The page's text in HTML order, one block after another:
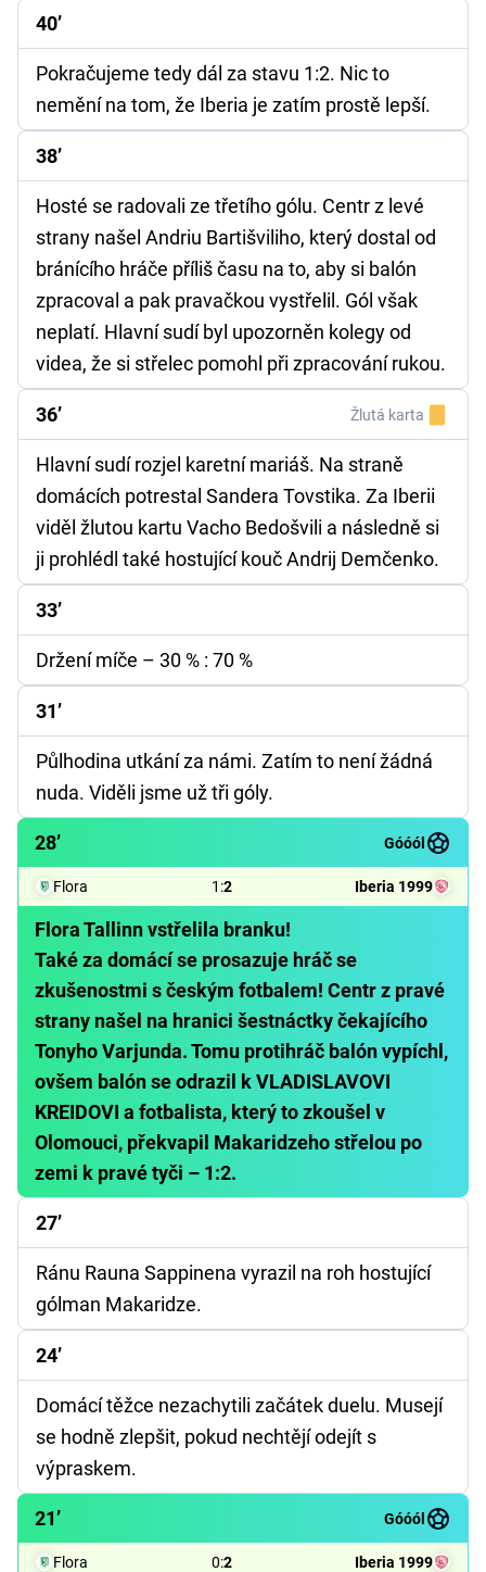
40’
Pokračujeme tedy dál za stavu 1:2. Nic to
nemění na tom, že Iberia je zatím prostě lepší.
38’
Hosté se radovali ze třetího gólu. Centr z levé
strany našel Andriu Bartišviliho, který dostal od
bránícího hráče příliš času na to, aby si balón
zpracoval a pak pravačkou vystřelil. Gól však
neplatí. Hlavní sudí byl upozorněn kolegy od
videa, že si střelec pomohl při zpracování rukou.
36’ Žlutá karta
Hlavní sudí rozjel karetní mariáš. Na straně
domácích potrestal Sandera Tovstika. Za Iberii
viděl žlutou kartu Vacho Bedošvili a následně si
ji prohlédl také hostující kouč Andrij Demčenko.
33’
Držení míče – 30 % : 70 %
31’
Půlhodina utkání za námi. Zatím to není žádná
nuda. Viděli jsme už tři góly.
28’ Góóól
Flora 1 :2 Iberia 1999
Flora Tallinn vstřelila branku!
Také za domácí se prosazuje hráč se
zkušenostmi s českým fotbalem! Centr z pravé
strany našel na hranici šestnáctky čekajícího
Tonyho Varjunda. Tomu protihráč balón vypíchl,
ovšem balón se odrazil k VLADISLAVOVI
KREIDOVI a fotbalista, který to zkoušel v
Olomouci, překvapil Makaridzeho střelou po
zemi k pravé tyči – 1:2.
27’
Ránu Rauna Sappinena vyrazil na roh hostující
gólman Makaridze.
24’
Domácí těžce nezachytili začátek duelu. Musejí
se hodně zlepšit, pokud nechtějí odejít s
výpraskem.
21’ Góóól
Flora 0:2 Iberia 1999